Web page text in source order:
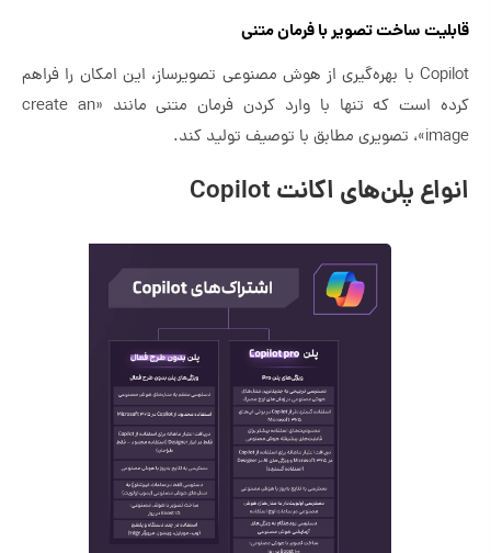
قابلیت ساخت تصویر با فرمان متنی
Copilot با بهره‌گیری از هوش مصنوعی تصویرساز، این امکان را فراهم
کرده است که تنها با وارد کردن فرمان متنی مانند «create an
image»، تصویری مطابق با توصیف تولید کند.
انواع پلن‌های اکانت Copilot